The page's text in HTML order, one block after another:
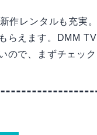
作レンタルも充実。
らえます。DMM TV
ので、まずチェック